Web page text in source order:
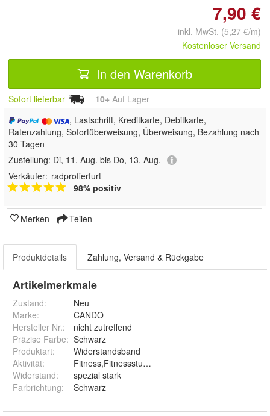
7,90 €
inkl. MwSt. (5,27 €/m)
Kostenloser Versand
In den Warenkorb
Sofort lieferbar 10+ Auf Lager
, Lastschrift, Kreditkarte, Debitkarte,
Ratenzahlung, Sofortüberweisung, Überweisung, Bezahlung nach
30 Tagen
Zustellung: Di, 11. Aug. bis Do, 13. Aug.
Verkäufer: radprofierfurt
98% positiv
Merken Teilen
Produktdetails Zahlung, Versand & Rückgabe
Artikelmerkmale
Zustand:
Neu
Marke:
CANDO
Hersteller Nr.:
nicht zutreffend
Präzise Farbe: Schwarz
Produktart:
Widerstandsband
Aktivität:
Fitness,Fitnessstudio & Training
Widerstand:
spezial stark
Farbrichtung: Schwarz